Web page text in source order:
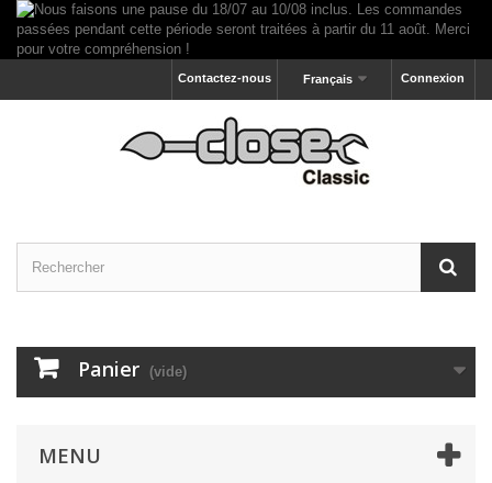
Connexion
Français
Contactez-nous
Panier (vide)
MENU